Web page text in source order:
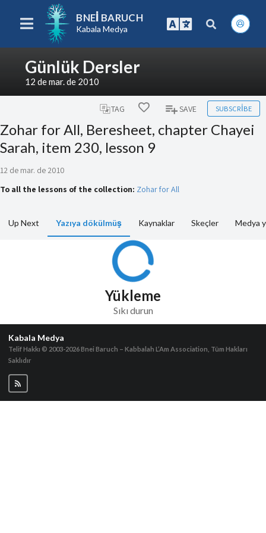
BNEI BARUCH
Kabala Medya
Günlük Dersler
12 de mar. de 2010
TAG SAVE SUBSCRIBE
Zohar for All, Beresheet, chapter Chayei
Sarah, item 230, lesson 9
12 de mar. de 2010
To all the lessons of the collection: Zohar for All
Up Next Yazıya dökülmüş Kaynaklar Skeçler Medya
Yükleme
Sıkı durun
Kabala Medya
Telif Hakkı © 2003-2026Bnei Baruch – Kabbalah L’Am Association, Tüm Hakları
Saklıdır